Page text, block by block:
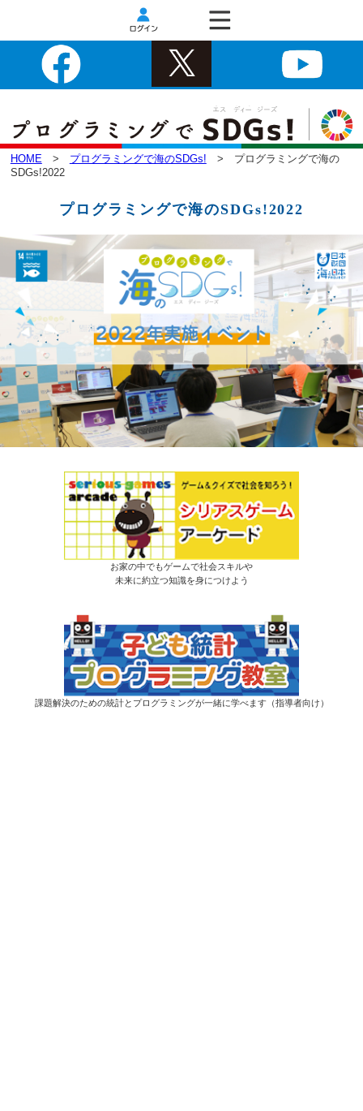
HOME > プログラミングで海のSDGs! > プログラミングで海の
SDGs!2022
プログラミングで海のSDGs!2022
お家の中でもゲームで社会スキルや
未来に約立つ知識を身につけよう
課題解決のための統計とプログラミングが一緒に学べます（指導者向け）